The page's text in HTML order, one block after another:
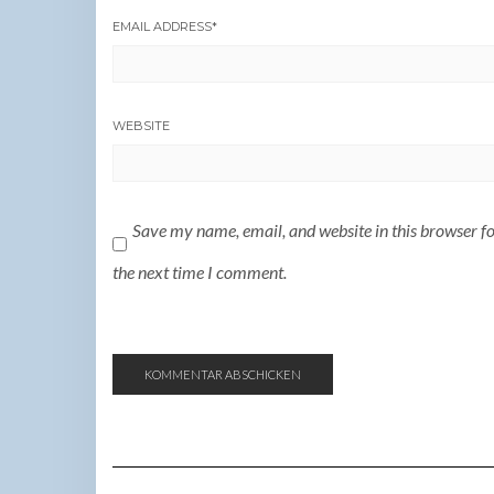
EMAIL ADDRESS*
WEBSITE
Save my name, email, and website in this browser
the next time I comment.